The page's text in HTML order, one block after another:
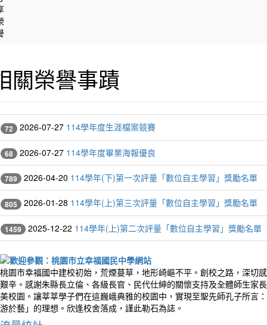
關榮譽事蹟
72 2026-07-27 114學年度生涯檔案競賽
68 2026-07-27 114學年度畢業海報優良
789 2026-04-20 114學年(下)第一次評量「數位自主學習」獎勵名單
805 2026-01-28 114學年(上)第三次評量「數位自主學習」獎勵名單
1459 2025-12-22 114學年(上)第二次評量「數位自主學習」獎勵名單
桃園市幸福國中建校初始，荒煙蔓草，地形崎嶇不平。創校之路，深切
艱辛。感謝朱縣長立倫、各級長官、民代仕紳的關懷支持及全體師生家
美校園。讓莘莘學子們在這巍峨典雅的校園中，實現至聖先師孔子所言
游於藝」的理想。欣逢校舍落成，謹此勒石為誌。